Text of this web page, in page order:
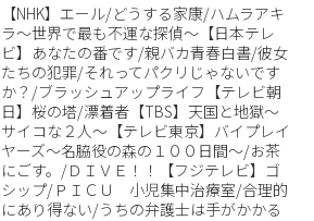
【NHK】エール/どうする家康/ハムラアキ
ラ〜世界で最も不運な探偵〜【日本テレ
ビ】あなたの番です/親バカ青春白書/彼女
たちの犯罪/それってパクリじゃないです
か？/ブラッシュアップライフ【テレビ朝
日】桜の塔/漂着者【TBS】天国と地獄〜
サイコな２人〜【テレビ東京】バイプレイ
ヤーズ〜名脇役の森の１００日間〜/お茶
にごす。/ＤＩＶＥ！！【フジテレビ】ゴ
シップ/ＰＩＣＵ 小児集中治療室/合理的
にあり得ない/うちの弁護士は手がかかる